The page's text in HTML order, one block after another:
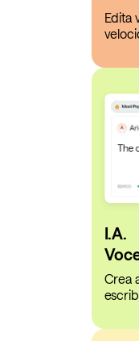
Edita
I.A.
Crea